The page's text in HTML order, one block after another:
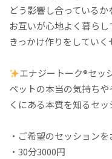
どう影響し合っているか
お互いが心地よく暮らし
きっかけ作りをしてい
エナジートーク®️セッ
ペットの本当の気持ち
くにある本質を知るセ
・ご希望のセッション
・30分3000円